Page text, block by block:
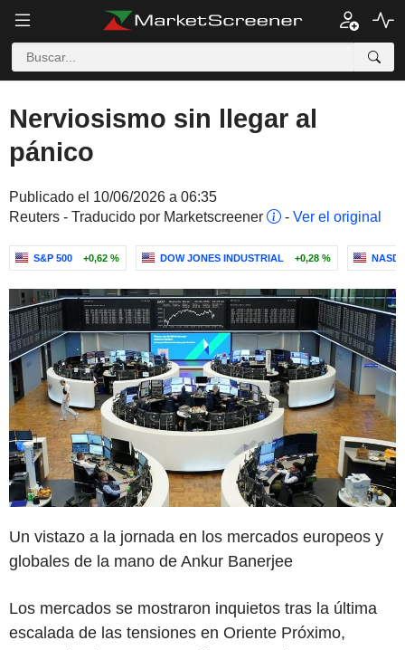
Nerviosismo sin llegar al
pánico
Publicado el 10/06/2026 a 06:35
Reuters - Traducido por Marketscreener
- Ver el original
S&P 500 +0,62 % DOW JONES INDUSTRIAL +0,28 %
Un vistazo a la jornada en los mercados europeos y
globales de la mano de Ankur Banerjee
Los mercados se mostraron inquietos tras la última
escalada de las tensiones en Oriente Próximo,